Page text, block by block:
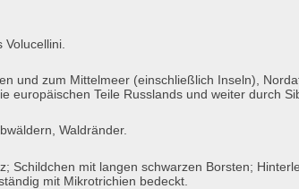
und zum Mittelmeer (einschließlich Inseln),
Teile Russlands und weiter durch
Waldränder.
Schildchen mit langen schwarzen Borsten;
mit Mikrotrichien bedeckt.